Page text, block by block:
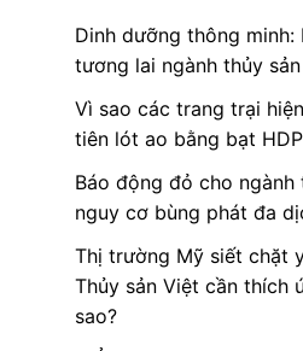
Dinh dưỡng thông minh:
tương lai ngành thủy
Vì sao các trang trại
tiên lót ao bằng bạt
Báo động đỏ cho
nguy cơ bùng phát đa
Thị trường Mỹ siết chặt
Thủy sản Việt cần thích
sao?